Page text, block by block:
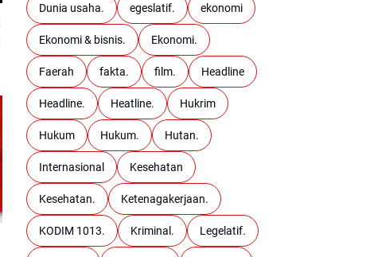
Dunia usaha. egeslatif. ekonomi
Ekonomi & bisnis. Ekonomi.
Faerah fakta. film. Headline
Headline. Heatline. Hukrim
Hukum Hukum. Hutan.
Internasional Kesehatan
Kesehatan. Ketenagakerjaan.
KODIM 1013. Kriminal. Legelatif.